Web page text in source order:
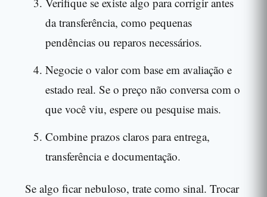
da transferência, como pequenas
pendências ou reparos necessários.
Negocie o valor com base em avaliação e
estado real. Se o preço não conversa com o
que você viu, espere ou pesquise mais.
Combine prazos claros para entrega,
transferência e documentação.
Se algo ficar nebuloso, trate como sinal. Trocar